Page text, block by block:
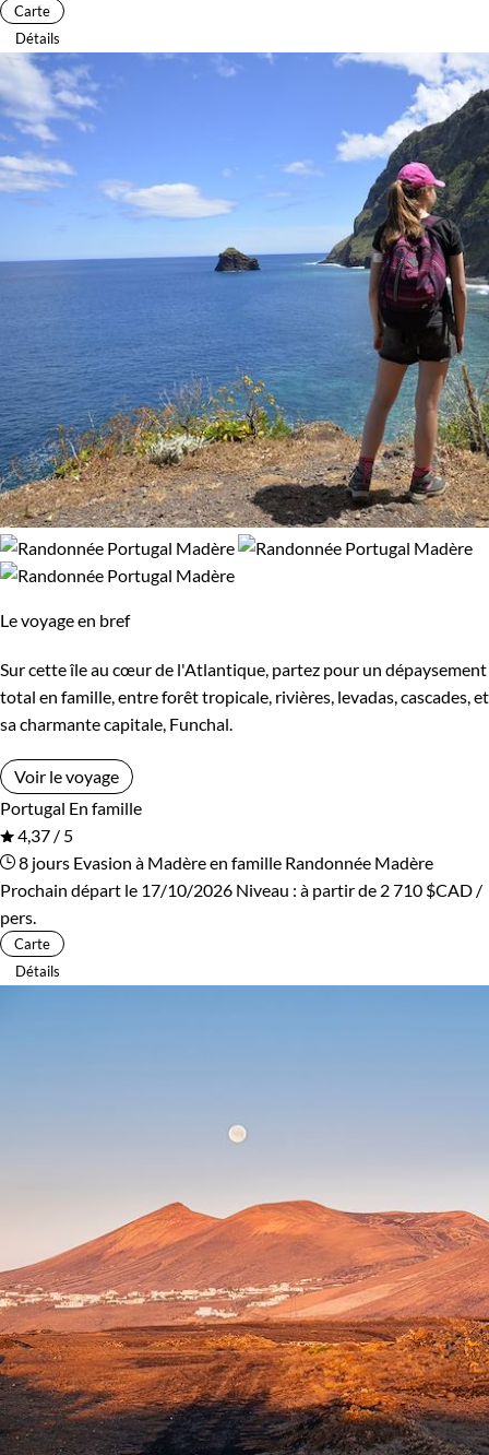
Carte
Détails
Le voyage en bref
Sur cette île au cœur de l'Atlantique, partez pour un dépaysement
total en famille, entre forêt tropicale, rivières, levadas, cascades, et
sa charmante capitale, Funchal.
Voir le voyage
Portugal En famille
4,37 / 5
8 jours Evasion à Madère en famille Randonnée Madère
Prochain départ le 17/10/2026 Niveau : à partir de 2 710 $CAD /
pers.
Carte
Détails